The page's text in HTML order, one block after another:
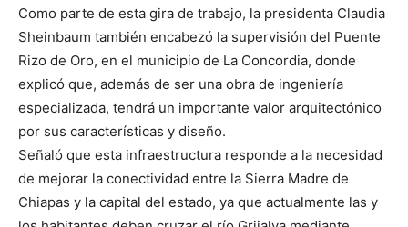
Como parte de esta gira de trabajo, la presidenta Claudia
Sheinbaum también encabezó la supervisión del Puente
Rizo de Oro, en el municipio de La Concordia, donde
explicó que, además de ser una obra de ingeniería
especializada, tendrá un importante valor arquitectónico
por sus características y diseño.
Señaló que esta infraestructura responde a la necesidad
de mejorar la conectividad entre la Sierra Madre de
Chiapas y la capital del estado, ya que actualmente las y